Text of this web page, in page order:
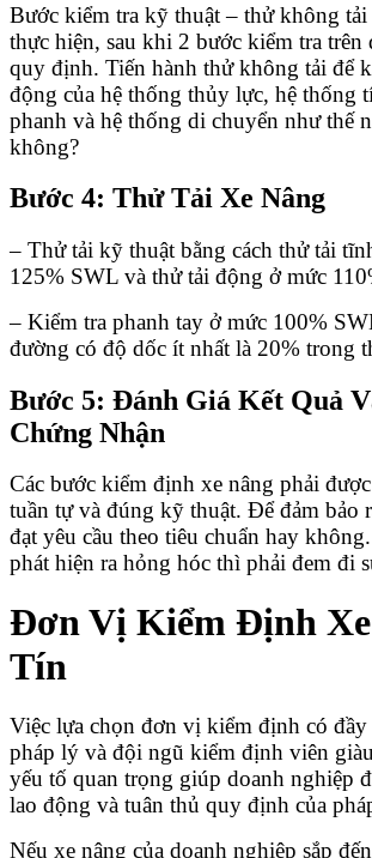
Bước kiểm tra kỹ thuật – thử không
thực hiện, sau khi 2 bước kiểm tra trên
quy định. Tiến hành thử không tải để
động của hệ thống thủy lực, hệ thống
phanh và hệ thống di chuyển như thế
không?
Bước 4: Thử Tải Xe Nâng
– Thử tải kỹ thuật bằng cách thử tải
125% SWL và thử tải động ở mức
– Kiểm tra phanh tay ở mức 100%
đường có độ dốc ít nhất là 20% trong
Bước 5: Đánh Giá Kết Quả
Chứng Nhận
Các bước kiểm định xe nâng phải
tuần tự và đúng kỹ thuật. Để đảm bảo
đạt yêu cầu theo tiêu chuẩn hay
phát hiện ra hỏng hóc thì phải đem đi
Đơn Vị Kiểm Định
Tín
Việc lựa chọn đơn vị kiểm định có đầy
pháp lý và đội ngũ kiểm định viên
yếu tố quan trọng giúp doanh nghiệp
lao động và tuân thủ quy định của
Nếu xe nâng của doanh nghiệp sắp